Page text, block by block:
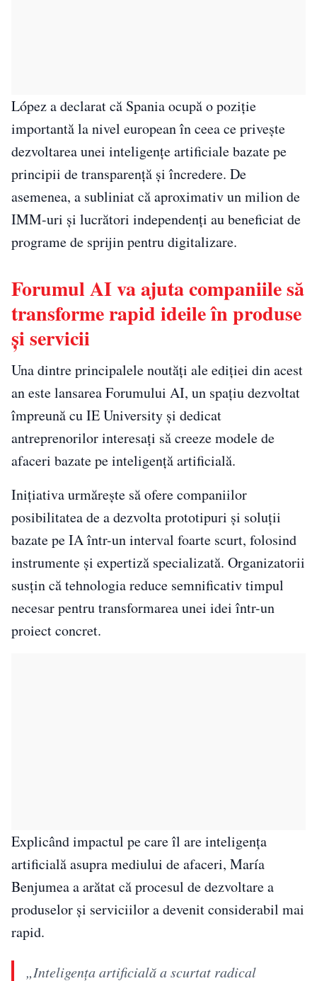
López a declarat că Spania ocupă o poziție
importantă la nivel european în ceea ce privește
dezvoltarea unei inteligențe artificiale bazate pe
principii de transparență și încredere. De
asemenea, a subliniat că aproximativ un milion de
IMM-uri și lucrători independenți au beneficiat de
programe de sprijin pentru digitalizare.
Forumul AI va ajuta companiile să
transforme rapid ideile în produse
și servicii
Una dintre principalele noutăți ale ediției din acest
an este lansarea Forumului AI, un spațiu dezvoltat
împreună cu IE University și dedicat
antreprenorilor interesați să creeze modele de
afaceri bazate pe inteligență artificială.
Inițiativa urmărește să ofere companiilor
posibilitatea de a dezvolta prototipuri și soluții
bazate pe IA într-un interval foarte scurt, folosind
instrumente și expertiză specializată. Organizatorii
susțin că tehnologia reduce semnificativ timpul
necesar pentru transformarea unei idei într-un
proiect concret.
Explicând impactul pe care îl are inteligența
artificială asupra mediului de afaceri, María
Benjumea a arătat că procesul de dezvoltare a
produselor și serviciilor a devenit considerabil mai
rapid.
„Inteligența artificială a scurtat radical